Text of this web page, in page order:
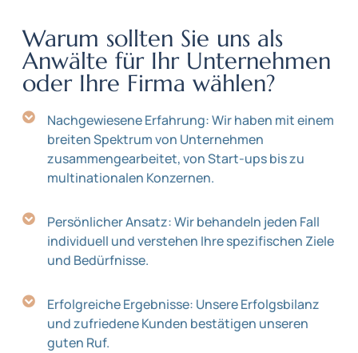
Warum sollten Sie uns als
Anwälte für Ihr Unternehmen
oder Ihre Firma wählen?
Nachgewiesene Erfahrung: Wir haben mit einem
breiten Spektrum von Unternehmen
zusammengearbeitet, von Start-ups bis zu
multinationalen Konzernen.
Persönlicher Ansatz: Wir behandeln jeden Fall
individuell und verstehen Ihre spezifischen Ziele
und Bedürfnisse.
Erfolgreiche Ergebnisse: Unsere Erfolgsbilanz
und zufriedene Kunden bestätigen unseren
guten Ruf.